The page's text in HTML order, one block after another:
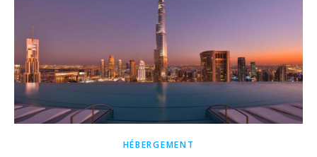
HÉBERGEMENT